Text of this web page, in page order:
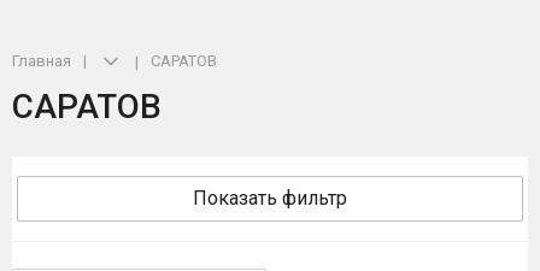
Главная САРАТОВ
САРАТОВ
Показать фильтр